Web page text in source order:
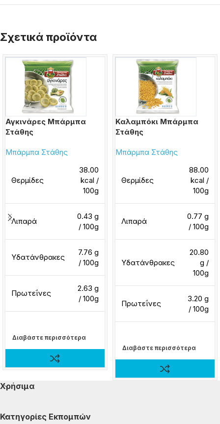
Σχετικά προϊόντα
Αγκινάρες Μπάρμπα
Στάθης
Μπάρμπα Στάθης
Θερμίδες
38.00
kcal /
100g
Λιπαρά
0.43 g
/ 100g
Υδατάνθρακες
7.76 g
/ 100g
Πρωτεΐνες
2.63 g
/ 100g
Διαβάστε περισσότερα
Καλαμπόκι Μπάρμπα
Στάθης
Μπάρμπα Στάθης
Θερμίδες
88.00
kcal /
100g
Λιπαρά
0.77 g
/ 100g
Υδατάνθρακες
20.80
g /
100g
Πρωτεΐνες
3.20 g
/ 100g
Διαβάστε περισσότερα
Χρήσιμα
Κατηγορίες Εκπομπών